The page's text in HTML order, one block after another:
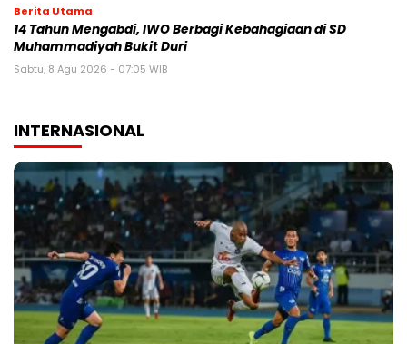
Berita Utama
14 Tahun Mengabdi, IWO Berbagi Kebahagiaan di SD
Muhammadiyah Bukit Duri
Sabtu, 8 Agu 2026 - 07:05 WIB
INTERNASIONAL